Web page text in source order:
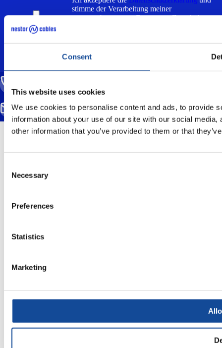
Consent
This website uses cookies
We use cookies to personalise content and ads, to provide
information about your use of our site with our social
other information that you’ve provided to them or that
Selection
Necessary
Preferences
Statistics
Marketing
stimme der Verarbeitung meiner
personenbezogenen Daten zum Zweck der
(+358) 20 791 2770
info@nestorcables.fi
SCHREIBEN SIE UNS EINE E-MAIL
Change cookies